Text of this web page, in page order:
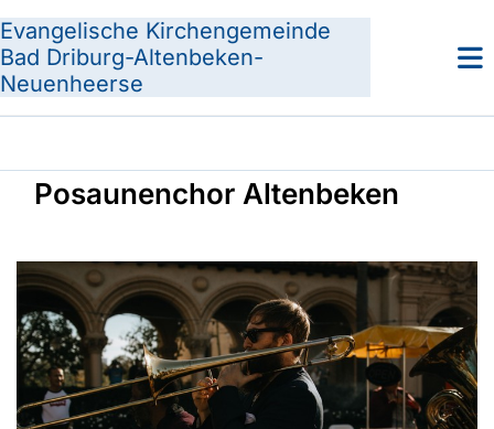
Evangelische Kirchengemeinde
Bad Driburg-Altenbeken-
Neuenheerse
Posaunenchor Altenbeken